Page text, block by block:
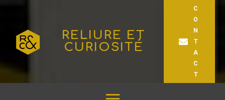
RELIURE ET
CURIOSITÉ
C
O
N
T
A
C
T